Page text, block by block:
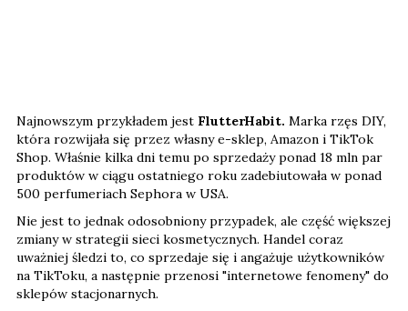
Najnowszym przykładem jest FlutterHabit. Marka rzęs DIY,
która rozwijała się przez własny e-sklep, Amazon i TikTok
Shop. Właśnie kilka dni temu po sprzedaży ponad 18 mln par
produktów w ciągu ostatniego roku zadebiutowała w ponad
500 perfumeriach Sephora w USA.
Nie jest to jednak odosobniony przypadek, ale część większej
zmiany w strategii sieci kosmetycznych. Handel coraz
uważniej śledzi to, co sprzedaje się i angażuje użytkowników
na TikToku, a następnie przenosi "internetowe fenomeny" do
sklepów stacjonarnych.